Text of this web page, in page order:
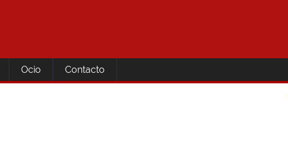
Ocio Contacto